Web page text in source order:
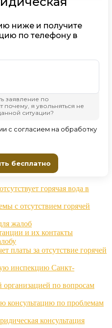
горячая вода в
с отсутствием горячей
жалоб
и их контакты
платы за отсутствие горячей
инспекцию Санкт-
организацией по вопросам
консультацию по проблемам
консультация